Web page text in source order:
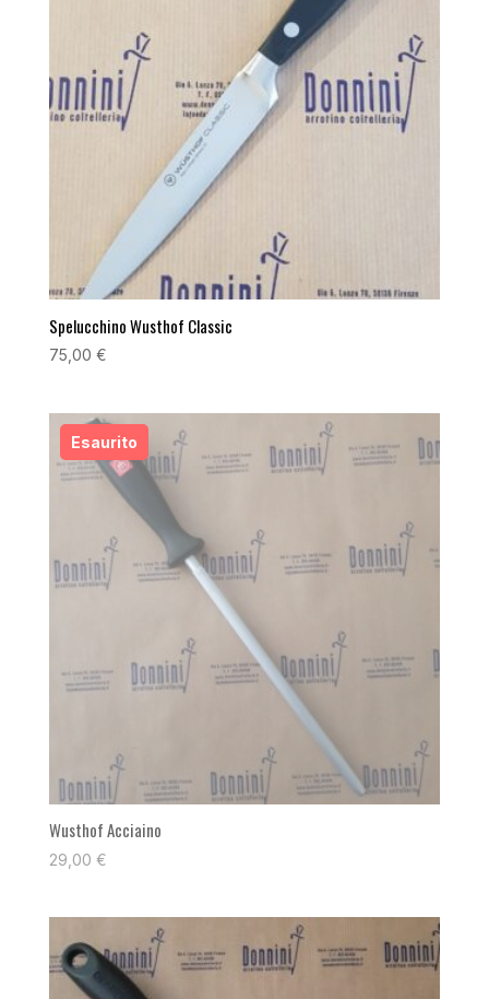
Spelucchino Wusthof Classic
75,00 €
Wusthof Acciaino
29,00 €